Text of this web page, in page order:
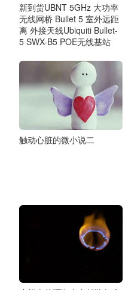
新到货UBNT 5GHz 大功率
无线网桥 Bullet 5 室外远距
离 外接天线Ubiquiti Bullet-
5 SWX-B5 POE无线基站
触动心脏的微小说二